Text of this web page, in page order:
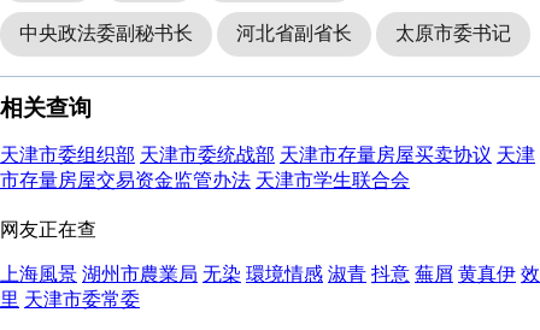
中央政法委副秘书长 河北省副省长 太原市委书记
相关查询
天津市委组织部 天津市委统战部 天津市存量房屋买卖协议 天津
市存量房屋交易资金监管办法 天津市学生联合会
网友正在查
上海風景 湖州市農業局 无染 環境情感 淑青 抖意 蕪屑 黄真伊 效
里 天津市委常委